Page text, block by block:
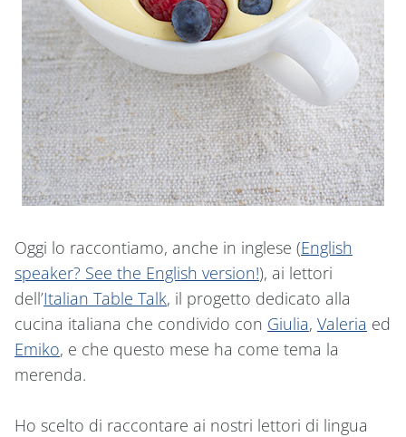
Oggi lo raccontiamo, anche in inglese (English
speaker? See the English version!), ai lettori
dell’Italian Table Talk, il progetto dedicato alla
cucina italiana che condivido con Giulia, Valeria ed
Emiko, e che questo mese ha come tema la
merenda.
Ho scelto di raccontare ai nostri lettori di lingua